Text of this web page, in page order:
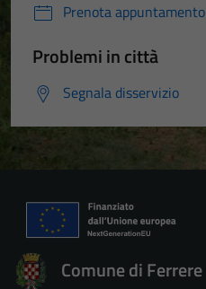
Prenota appuntamento
Problemi in città
Segnala disservizio
Comune di Ferrere